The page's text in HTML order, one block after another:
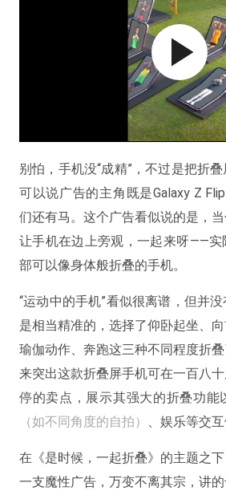
别怕，手机没“成精”，不过是把折
可以说广告的主角既是Galaxy Z
们还有马。这个广告看似说的是，
让手机在边上旁观，一起来呀——实
部可以像身体般折叠的手机。
“运动中的手机”看似很离谱，但并
是相当精准的，选择了仰卧起坐、
瑜伽动作、奔跑这三种不同程度折叠
来突出这款折叠屏手机可在一百八
停的卖点，展示其强大的折叠功能
（如不同角度的自拍）
、娱乐等交互
在《是时候，一起折叠》的主题之
一支魔性广告，万变不离其宗，讲